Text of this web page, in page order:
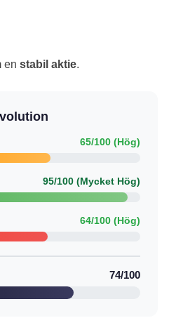
en stabil aktie.
65/100 (Hög)
95/100 (Mycket Hög)
64/100 (Hög)
74/100